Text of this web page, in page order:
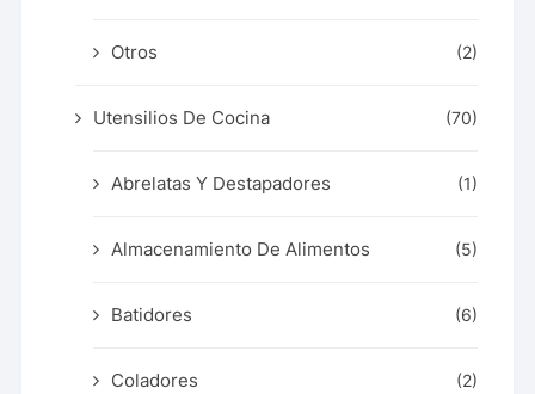
Otros (2)
Utensilios De Cocina (70)
Abrelatas Y Destapadores (1)
Almacenamiento De Alimentos (5)
Batidores (6)
Coladores (2)